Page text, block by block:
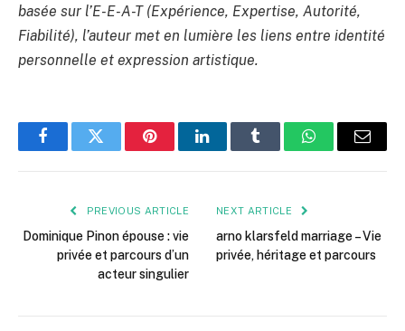
basée sur l’E-E-A-T (Expérience, Expertise, Autorité,
Fiabilité), l’auteur met en lumière les liens entre identité
personnelle et expression artistique.
FacebookTwitter PinterestLinkedInTumblr WhatsAppEmail
PREVIOUS ARTICLE
Dominique Pinon épouse : vie
privée et parcours d’un
acteur singulier
NEXT ARTICLE
arno klarsfeld marriage – Vie
privée, héritage et parcours